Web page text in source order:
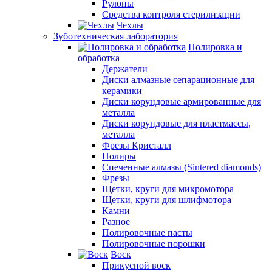
Рулоны
Средства контроля стерилизации
Чехлы
Зуботехническая лаборатория
Полировка и
обработка
Держатели
Диски алмазные сепарационные для
керамики
Диски корундовые армированные для
металла
Диски корундовые для пластмассы,
металла
Фрезы Кристалл
Полиры
Спеченные алмазы (Sintered diamonds)
Фрезы
Щетки, круги для микромотора
Щетки, круги для шлифмотора
Камни
Разное
Полировочные пасты
Полировочные порошки
Воск
Прикусной воск